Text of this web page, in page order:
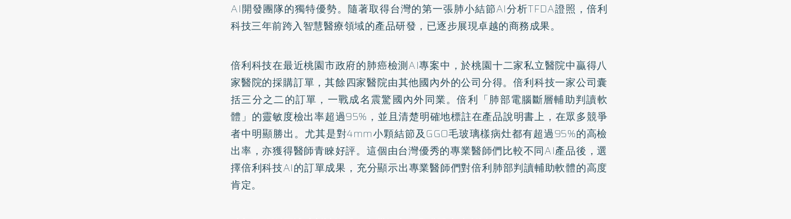
AI開發團隊的獨特優勢。隨著取得台灣的第一張肺小結節AI分析TFDA證照，倍利
科技三年前跨入智慧醫療領域的產品研發，已逐步展現卓越的商務成果。
倍利科技在最近桃園市政府的肺癌檢測AI專案中，於桃園十二家私立醫院中贏得八
家醫院的採購訂單，其餘四家醫院由其他國內外的公司分得。倍利科技一家公司囊
括三分之二的訂單，一戰成名震驚國內外同業。倍利「肺部電腦斷層輔助判讀軟
體」的靈敏度檢出率超過95%，並且清楚明確地標註在產品說明書上，在眾多競爭
者中明顯勝出。尤其是對4mm小顆結節及GGO毛玻璃樣病灶都有超過95%的高檢
出率，亦獲得醫師青睞好評。這個由台灣優秀的專業醫師們比較不同AI產品後，選
擇倍利科技AI的訂單成果，充分顯示出專業醫師們對倍利肺部判讀輔助軟體的高度
肯定。